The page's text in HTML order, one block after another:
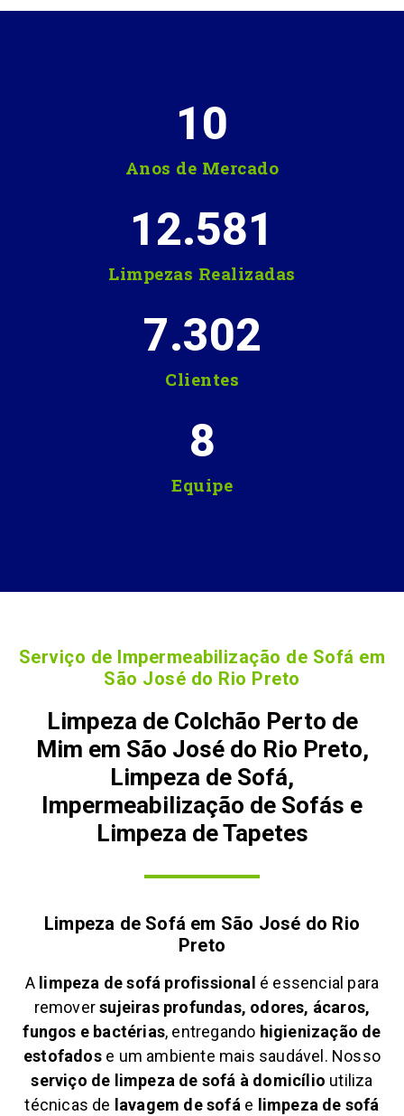
Anos de Mercado
10
Limpezas Realizadas
12.581
Clientes
7.302
Equipe
8
Serviço de Impermeabilização de Sofá em
São José do Rio Preto
Limpeza de Colchão Perto de
Mim em São José do Rio Preto,
Limpeza de Sofá,
Impermeabilização de Sofás e
Limpeza de Tapetes
Limpeza de Sofá em São José do Rio
Preto
A limpeza de sofá profissional é essencial para
removersujeiras profundas, odores, ácaros,
fungos e bactérias, entregando higienização de
estofadose um ambiente mais saudável. Nosso
serviço de limpeza de sofá à domicílio utiliza
técnicas de lavagem de sofá e limpeza de sofá